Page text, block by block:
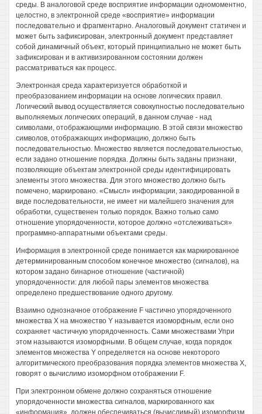
среды. В аналоговой среде восприятие информации одномоментно,
целостно, в электронной среде «восприятие» информации
последовательно и фрагментарно. Аналоговый документ статичен и
может быть зафиксирован, электронный документ представляет
собой динамичный объект, который принципиально не может быть
зафиксирован и в активизированном состоянии должен
рассматриваться как процесс.
Электронная среда характеризуется обработкой и
преобразованием информации на основе логических правил.
Логический вывод осуществляется совокупностью последовательно
выполняемых логических операций, в данном случае - над
символами, отображающими информацию. В этой связи множество
символов, отображающих информацию, должно быть
последовательностью. Множество является последовательностью,
если задано отношение порядка. Должны быть заданы признаки,
позволяющие объектам электронной среды идентифицировать
элементы этого множества. Для этого множество должно быть
помечено, маркировано. «Смысл» информации, закодированной в
виде последовательности, не имеет ни малейшего значения для
обработки, существенен только порядок. Важно только само
отношение упорядоченности, которое должно «отслеживаться»
программно-аппаратными объектами среды.
Информация в электронной среде понимается как маркированное
детерминированным способом конечное множество (сигналов), на
котором задано бинарное отношение (частичной)
упорядоченности: для любой пары элементов множества
определено предшествование одного другому.
Взаимно однозначное отображение F частично упорядоченного
множества X на множество Y называется изоморфным, если оно
сохраняет частичную упорядоченность. Сами множествами Упри
этом называются изоморфными. В общем случае, когда порядок
элементов множества Y определяется на основе некоторого
алгоритмического преобразования порядка элементов множества X,
говорят о вычислимо изоморфном отображении F.
При электронном обмене должно сохраняться отношение
упорядоченности множества сигналов, маркированного как
«информация», должен обеспечиваться (вычислимый) изоморфизм